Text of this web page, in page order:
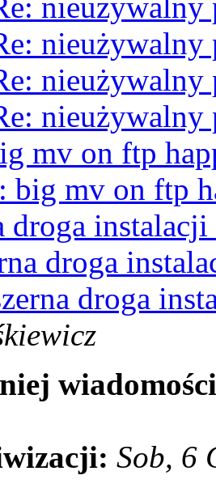
mv on ftp
big mv on ftp
droga
droga
droga
Sob, 6